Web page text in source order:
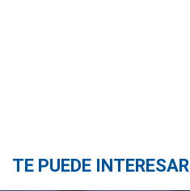
TE PUEDE INTERESAR